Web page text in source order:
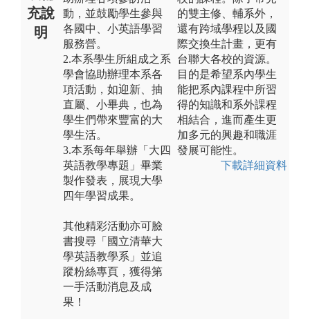
充說
明
動，並鼓勵學生參與
各國中、小英語學習
服務營。
2.本系學生所組成之系
學會協助辦理本系各
項活動，如迎新、抽
直屬、小畢典，也為
學生們帶來豐富的大
學生活。
3.本系每年舉辦「大四
英語教學專題」畢業
製作發表，展現大學
四年學習成果。
其他精彩活動亦可臉
書搜尋「國立清華大
學英語教學系」並追
蹤粉絲專頁，獲得第
一手活動消息及成
果！
的雙主修、輔系外，
還有跨域學程以及國
際交換生計畫，更有
台聯大各校的資源。
目的是希望系內學生
能把系內課程中所習
得的知識和系外課程
相結合，進而產生更
加多元的興趣和職涯
發展可能性。
下載詳細資料